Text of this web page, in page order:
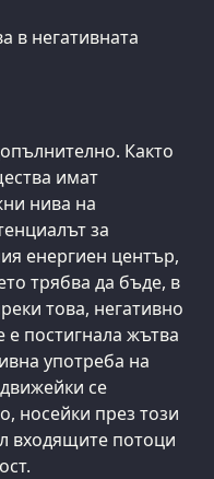
в негативната
Както
имат
нива на
за
енергиен център,
трябва да бъде, в
това, негативно
постигнала жътва
употреба на
се
носейки през този
входящите потоци